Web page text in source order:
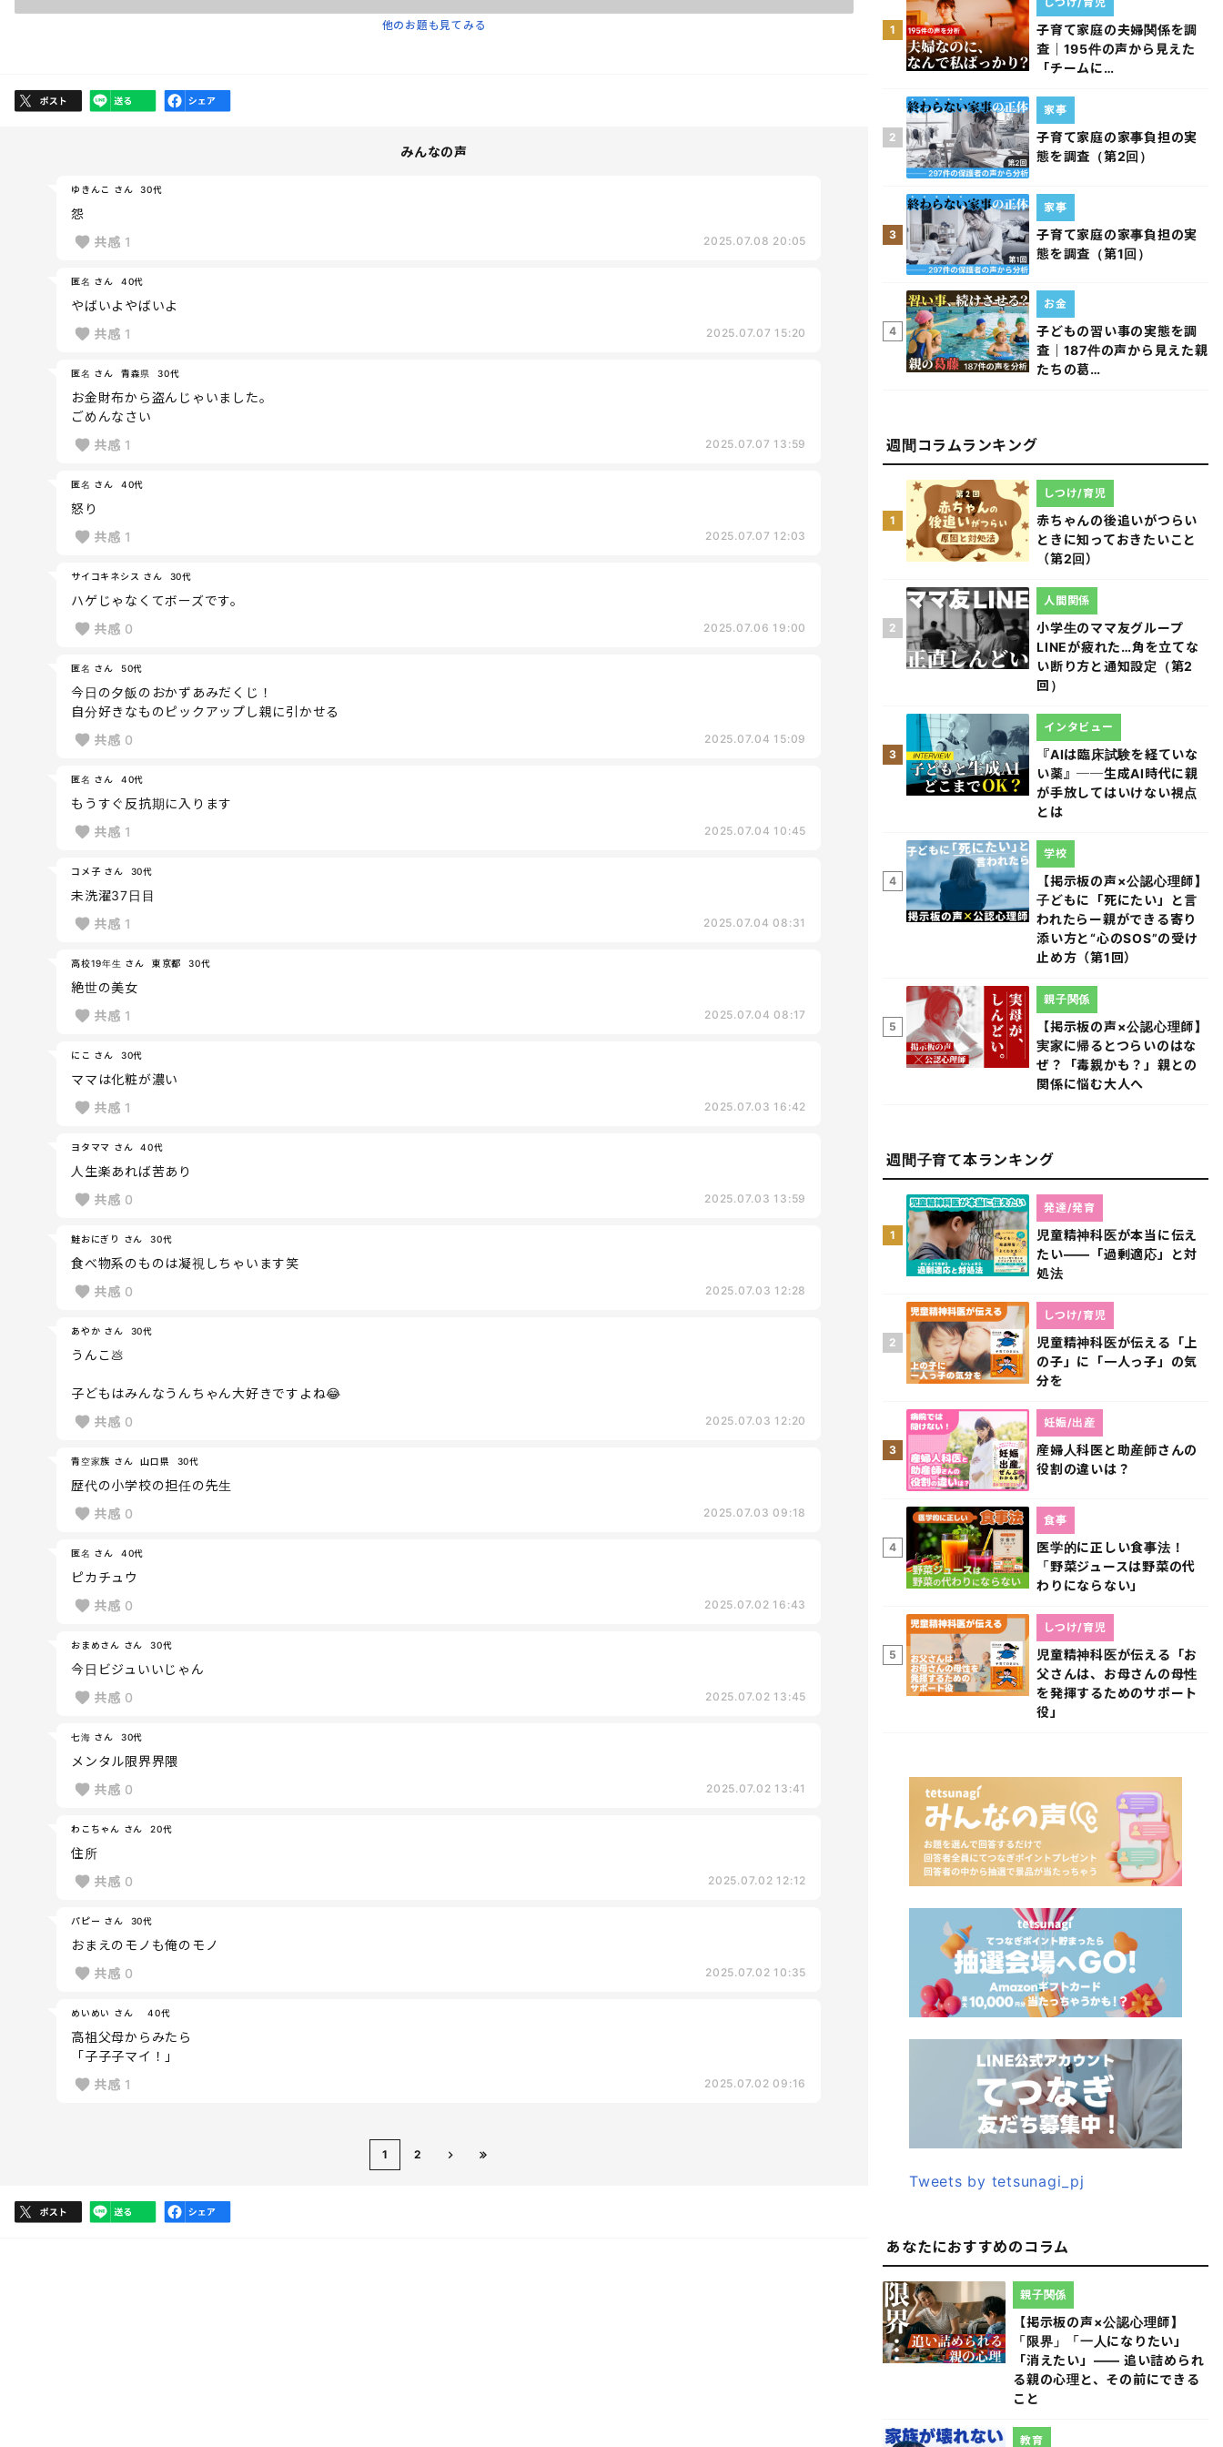
他のお題も見てみる
みんなの声
ゆきんこ さん 30代
怨
共感 1 2025.07.08 20:05
匿名 さん 40代
やばいよやばいよ
共感 1 2025.07.07 15:20
匿名 さん 青森県 30代
お金財布から盗んじゃいました。
ごめんなさい
共感 1 2025.07.07 13:59
匿名 さん 40代
怒り
共感 1 2025.07.07 12:03
サイコキネシス さん 30代
ハゲじゃなくてボーズです。
共感 0 2025.07.06 19:00
匿名 さん 50代
今日の夕飯のおかずあみだくじ！
自分好きなものピックアップし親に引かせる
共感 0 2025.07.04 15:09
匿名 さん 40代
もうすぐ反抗期に入ります
共感 1 2025.07.04 10:45
コメ子 さん 30代
未洗濯37日目
共感 1 2025.07.04 08:31
高校19年生 さん 東京都 30代
絶世の美女
共感 1 2025.07.04 08:17
にこ さん 30代
ママは化粧が濃い
共感 1 2025.07.03 16:42
ヨタママ さん 40代
人生楽あれば苦あり
共感 0 2025.07.03 13:59
鮭おにぎり さん 30代
食べ物系のものは凝視しちゃいます笑
共感 0 2025.07.03 12:28
あやか さん 30代
うんこ💩
子どもはみんなうんちゃん大好きですよね😂
共感 0 2025.07.03 12:20
青空家族 さん 山口県 30代
歴代の小学校の担任の先生
共感 0 2025.07.03 09:18
匿名 さん 40代
ピカチュウ
共感 0 2025.07.02 16:43
おまめさん さん 30代
今日ビジュいいじゃん
共感 0 2025.07.02 13:45
七海 さん 30代
メンタル限界界隈
共感 0 2025.07.02 13:41
わこちゃん さん 20代
住所
共感 0 2025.07.02 12:12
パピー さん 30代
おまえのモノも俺のモノ
共感 0 2025.07.02 10:35
めいめい さん 40代
高祖父母からみたら
「子子子マイ！」
共感 1 2025.07.02 09:16
1 2
1
子育て家庭の夫婦関係を調
査｜195件の声から見えた
「チームに…
2
子育て家庭の家事負担の実
態を調査（第2回）
家事
3
子育て家庭の家事負担の実
態を調査（第1回）
家事
4
子どもの習い事の実態を調
査｜187件の声から見えた親
たちの葛…
お金
週間コラムランキング
1
赤ちゃんの後追いがつらい
ときに知っておきたいこと
（第2回）
しつけ/育児
2
小学生のママ友グループ
LINEが疲れた…角を立てな
い断り方と通知設定（第2
回）
人間関係
3
『AIは臨床試験を経ていな
い薬』──生成AI時代に親
が手放してはいけない視点
とは
インタビュー
4
【掲示板の声×公認心理師】
子どもに「死にたい」と言
われたらー親ができる寄り
添い方と“心のSOS”の受け
止め方（第1回）
学校
5
【掲示板の声×公認心理師】
実家に帰るとつらいのはな
ぜ？「毒親かも？」親との
関係に悩む大人へ
親子関係
週間子育て本ランキング
1
児童精神科医が本当に伝え
たい――「過剰適応」と対
処法
発達/発育
2
児童精神科医が伝える「上
の子」に「一人っ子」の気
分を
しつけ/育児
3
産婦人科医と助産師さんの
役割の違いは？
妊娠/出産
4
医学的に正しい食事法！
「野菜ジュースは野菜の代
わりにならない」
食事
5
児童精神科医が伝える「お
父さんは、お母さんの母性
を発揮するためのサポート
役」
しつけ/育児
Tweets by tetsunagi_pj
あなたにおすすめのコラム
【掲示板の声×公認心理師】
「限界」「一人になりたい」
「消えたい」―― 追い詰められ
る親の心理と、その前にできる
こと
親子関係
教育